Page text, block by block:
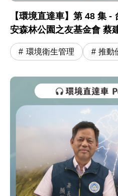
【環境直達車】第 48 集
安森林公園之友基金會 蔡
環境衛生管理 推動